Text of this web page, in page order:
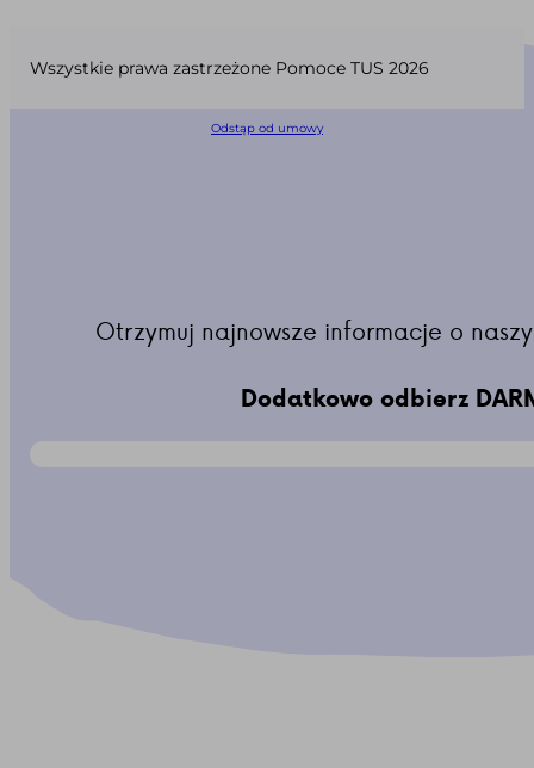
Wszystkie prawa zastrzeżone Pomoce TUS 2026
Odstąp od umowy
Otrzymuj najnowsze informacje o
Dodatkowo odbierz